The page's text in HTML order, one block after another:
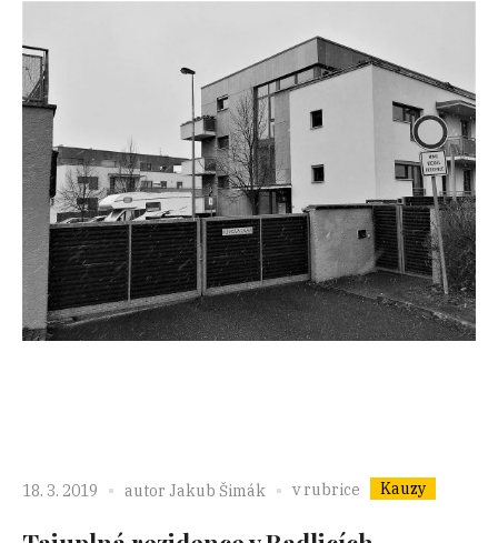
18. 3. 2019 autor Jakub Šimák v rubrice Kauzy